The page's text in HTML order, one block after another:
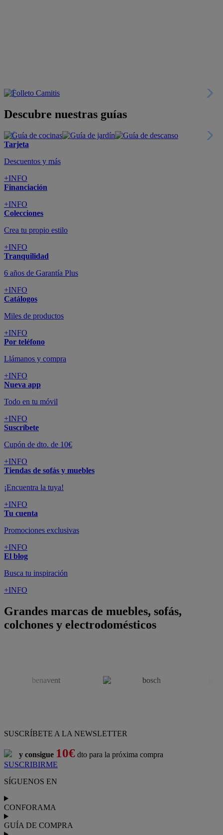
Descubre nuestras guías
Tarjeta
Descuentos y más
+INFO
Financiación
+INFO
Colecciones
Crea tu propio estilo
+INFO
Tranquilidad
6 años de Garantía Plus
+INFO
Catálogos
Miles de productos
+INFO
Por teléfono
Llámanos y compra
+INFO
Nueva app
Todo en tu móvil
+INFO
Suscríbete
Cupón de dto. de 10€
+INFO
Tiendas de sofás y muebles
¡Encuentra la tuya!
+INFO
Tu cuenta
Promociones exclusivas
+INFO
El blog
Busca tu inspiración
+INFO
Grandes marcas de muebles, sofás,
colchones y electrodomésticos
SUSCRÍBETE A LA NEWSLETTER
y consigue 10€ dto para la próxima compra
SUSCRIBIRME
SÍGUENOS EN
CONFORAMA
GUÍA DE COMPRA